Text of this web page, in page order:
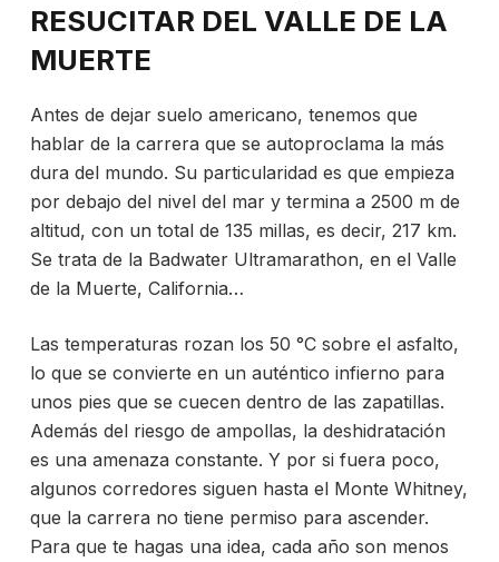
RESUCITAR DEL VALLE DE LA
MUERTE
Antes de dejar suelo americano, tenemos que
hablar de la carrera que se autoproclama la más
dura del mundo. Su particularidad es que empieza
por debajo del nivel del mar y termina a 2500 m de
altitud, con un total de 135 millas, es decir, 217 km.
Se trata de la Badwater Ultramarathon, en el Valle
de la Muerte, California…
Las temperaturas rozan los 50 °C sobre el asfalto,
lo que se convierte en un auténtico infierno para
unos pies que se cuecen dentro de las zapatillas.
Además del riesgo de ampollas, la deshidratación
es una amenaza constante. Y por si fuera poco,
algunos corredores siguen hasta el Monte Whitney,
que la carrera no tiene permiso para ascender.
Para que te hagas una idea, cada año son menos